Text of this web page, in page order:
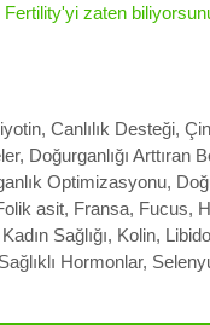
zaten
, Canlılık Desteği,
, Doğurganlığı Arttıran
Optimizasyonu,
asit, Fransa, Fucus,
Kadın Sağlığı, Kolin,
Sağlıklı Hormonlar,